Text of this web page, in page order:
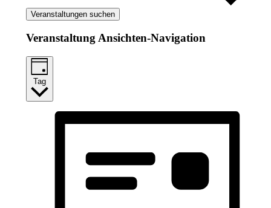
Veranstaltungen suchen
Veranstaltung Ansichten-Navigation
Tag